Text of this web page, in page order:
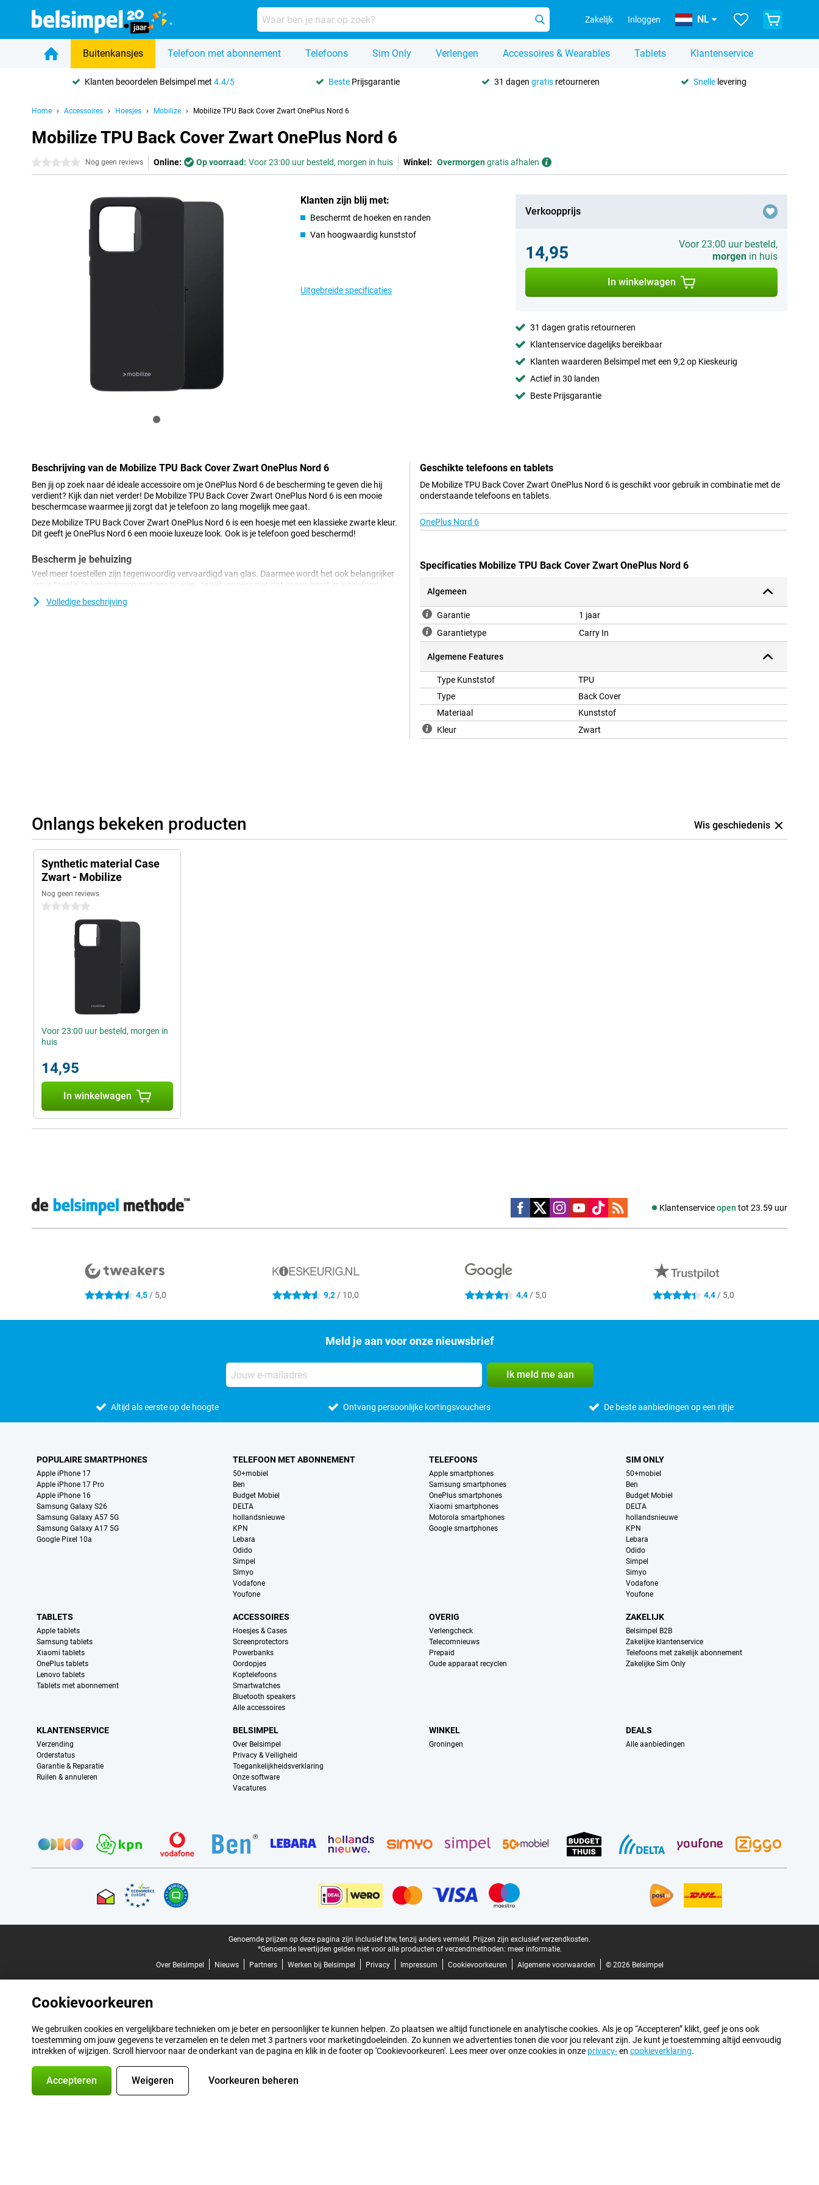
Zakelijk Inloggen NL
Buitenkansjes Telefoon met abonnement Telefoons Sim Only Verlengen Accessoires & Wearables Tablets Klantenservice
Klanten beoordelen Belsimpel met4.4/5 Beste Prijsgarantie 31 dagen gratisretourneren Snellelevering
Home Accessoires Hoesjes Mobilize Mobilize TPU Back Cover Zwart OnePlus Nord 6
Mobilize TPU Back Cover Zwart OnePlus Nord 6
0 sterren Nog geen reviews Online: Op voorraad: Voor 23:00 uur besteld, morgen in huis Winkel: Overmorgengratis afhalen
Klanten zijn blij met:
Beschermt de hoeken en randen
Van hoogwaardig kunststof
Uitgebreide specificaties
Verkoopprijs
14,95
Voor 23:00 uur besteld,
morgenin huis
In winkelwagen
31 dagen gratis retourneren
Klantenservice dagelijks bereikbaar
Klanten waarderen Belsimpel met een 9,2 op Kieskeurig
Actief in 30 landen
Beste Prijsgarantie
Beschrijving van de Mobilize TPU Back Cover Zwart OnePlus Nord 6
Ben jij op zoek naar dé ideale accessoire om je OnePlus Nord 6 de bescherming te geven die hij
verdient? Kijk dan niet verder! De Mobilize TPU Back Cover Zwart OnePlus Nord 6 is een mooie
beschermcase waarmee jij zorgt dat je telefoon zo lang mogelijk mee gaat.
Deze Mobilize TPU Back Cover Zwart OnePlus Nord 6 is een hoesje met een klassieke zwarte kleur.
Dit geeft je OnePlus Nord 6 een mooie luxeuze look. Ook is je telefoon goed beschermd!
Bescherm je behuizing
Veel meer toestellen zijn tegenwoordig vervaardigd van glas. Daarmee wordt het ook belangrijker
om je toestel te beschermen met een hoesje. Je wilt immers niet dat er een barst in je telefoon
komt! Bescherm je OnePlus Nord 6 eenvoudig door voor deze Back cover te kiezen. Kunststof is
een erg stevig materiaal, waardoor dit uitermate geschikt is voor hoesjes. Daarom beschermt dit
Volledige beschrijving
Geschikte telefoons en tablets
De Mobilize TPU Back Cover Zwart OnePlus Nord 6 is geschikt voor gebruik in combinatie met de
onderstaande telefoons en tablets.
OnePlus Nord 6
Specificaties Mobilize TPU Back Cover Zwart OnePlus Nord 6
Algemeen
Garantie
1 jaar
Garantietype
Carry In
Algemene Features
Type Kunststof
TPU
Type
Back Cover
Materiaal
Kunststof
Kleur
Zwart
Onlangs bekeken producten Wis geschiedenis
Synthetic material Case
Zwart - Mobilize
Nog geen reviews
0 sterren
Voor 23:00 uur besteld, morgen in
huis
14,95
In winkelwagen
Klantenserviceopen tot 23.59 uur
Social media
4.5 sterren 4,5/ 5,0 4.6 sterren 9,2/ 10,0 4.4 sterren 4,4 / 5,0 4.4 sterren 4,4 / 5,0
Meld je aan voor onze nieuwsbrief
Ik meld me aan
Altijd als eerste op de hoogte Ontvang persoonlijke kortingsvouchers De beste aanbiedingen op een rijtje
POPULAIRE SMARTPHONES
Apple iPhone 17
Apple iPhone 17 Pro
Apple iPhone 16
Samsung Galaxy S26
Samsung Galaxy A57 5G
Samsung Galaxy A17 5G
Google Pixel 10a
TELEFOON MET ABONNEMENT
50+mobiel
Ben
Budget Mobiel
DELTA
hollandsnieuwe
KPN
Lebara
Odido
Simpel
Simyo
Vodafone
Youfone
TELEFOONS
Apple smartphones
Samsung smartphones
OnePlus smartphones
Xiaomi smartphones
Motorola smartphones
Google smartphones
SIM ONLY
50+mobiel
Ben
Budget Mobiel
DELTA
hollandsnieuwe
KPN
Lebara
Odido
Simpel
Simyo
Vodafone
Youfone
TABLETS
Apple tablets
Samsung tablets
Xiaomi tablets
OnePlus tablets
Lenovo tablets
Tablets met abonnement
ACCESSOIRES
Hoesjes & Cases
Screenprotectors
Powerbanks
Oordopjes
Koptelefoons
Smartwatches
Bluetooth speakers
Alle accessoires
OVERIG
Verlengcheck
Telecomnieuws
Prepaid
Oude apparaat recyclen
ZAKELIJK
Belsimpel B2B
Zakelijke klantenservice
Telefoons met zakelijk abonnement
Zakelijke Sim Only
KLANTENSERVICE
Verzending
Orderstatus
Garantie & Reparatie
Ruilen & annuleren
BELSIMPEL
Over Belsimpel
Privacy & Veiligheid
Toegankelijkheidsverklaring
Onze software
Vacatures
WINKEL
Groningen
DEALS
Alle aanbiedingen
Genoemde prijzen op deze pagina zijn inclusief btw, tenzij anders vermeld. Prijzen zijn exclusief verzendkosten.
*Genoemde levertijden gelden niet voor alle producten of verzendmethoden: meer informatie.
Over Belsimpel
Nieuws Partners Werken bij Belsimpel Privacy Impressum Cookievoorkeuren Algemene voorwaarden © 2026 Belsimpel
Cookievoorkeuren
We gebruiken cookies en vergelijkbare technieken om je beter en persoonlijker te kunnen helpen. Zo plaatsen we altijd functionele en analytische cookies. Als je op “Accepteren” klikt, geef je ons ook
toestemming om jouw gegevens te verzamelen en te delen met 3 partners voor marketingdoeleinden. Zo kunnen we advertenties tonen die voor jou relevant zijn. Je kunt je toestemming altijd eenvoudig
intrekken of wijzigen. Scroll hiervoor naar de onderkant van de pagina en klik in de footer op 'Cookievoorkeuren'. Lees meer over onze cookies in onze privacy-en cookieverklaring.
Accepteren Weigeren Voorkeuren beheren